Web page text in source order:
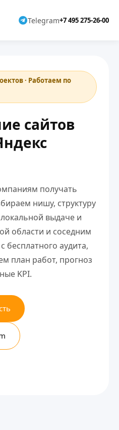
Telegram+7 495 275-26-00
· Работаем по
сайтов
получать
нишу, структуру
выдаче и
области и соседним
бесплатного аудита,
план работ, прогноз
KPI.